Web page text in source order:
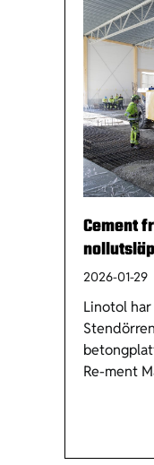
Cement
2026-01-29
Linotol
Re-ment